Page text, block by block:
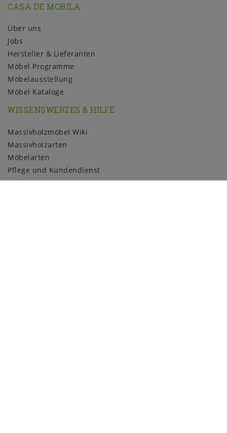
CASA DE MOBILA
Über uns
Jobs
Hersteller & Lieferanten
Möbel Programme
Möbelausstellung
Möbel Kataloge
WISSENSWERTES & HILFE
Massivholzmöbel Wiki
Massivholzarten
Möbelarten
Pflege und Kundendienst
Holzmuster